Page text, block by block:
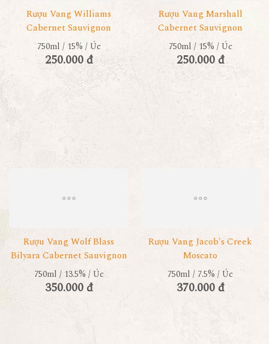
Rượu Vang Williams
Cabernet Sauvignon
750ml / 15% / Úc
250.000 đ
Rượu Vang Marshall
Cabernet Sauvignon
750ml / 15% / Úc
250.000 đ
Rượu Vang Wolf Blass
Bilyara Cabernet Sauvignon
750ml / 13.5% / Úc
350.000 đ
Rượu Vang Jacob's Creek
Moscato
750ml / 7.5% / Úc
370.000 đ